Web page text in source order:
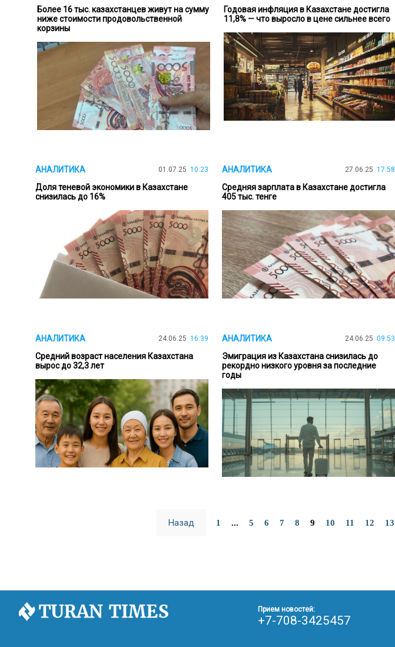
Более 16 тыс. казахстанцев живут на сумму
ниже стоимости продовольственной
корзины
Годовая инфляция в Казахстане достигла
11,8% — что выросло в цене сильнее всего
АНАЛИТИКА 01.07.25 10:23
Доля теневой экономики в Казахстане
снизилась до 16%
АНАЛИТИКА 27.06.25 17:58
Средняя зарплата в Казахстане достигла
405 тыс. тенге
АНАЛИТИКА 24.06.25 16:39
Средний возраст населения Казахстана
вырос до 32,3 лет
АНАЛИТИКА 24.06.25 09:53
Эмиграция из Казахстана снизилась до
рекордно низкого уровня за последние
годы
Назад 1 ... 5 6 7 8 9 10 11 12 13
Прием новостей:
+7-708-3425457